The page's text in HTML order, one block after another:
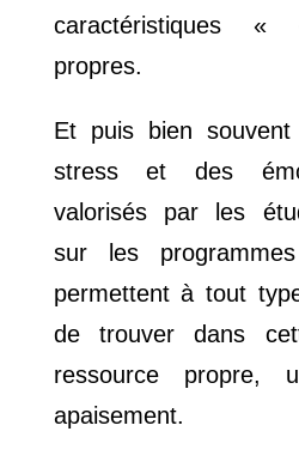
caractéristiques «
propres.
Et puis bien
stress et des
valorisés par les
sur les
permettent à tout
de trouver dans
ressource propre,
apaisement.